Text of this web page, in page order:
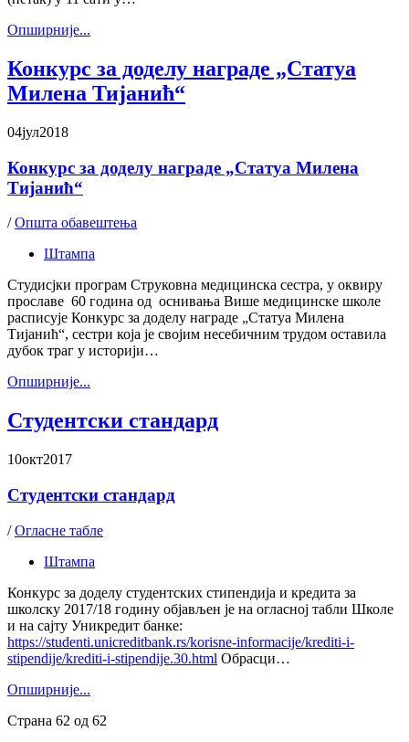
Oпширније...
Конкурс за доделу награде „Статуа
Милена Тијанић“
04јул2018
Конкурс за доделу награде „Статуа Милена
Тијанић“
/Општа обавештења
Штампа
Студисјки програм Струковна медицинска сестра, у оквиру
прославе 60 година од оснивања Више медицинске школе
расписује Конкурс за доделу награде „Статуа Милена
Тијанић“, сестри која је својим несебичним трудом оставила
дубок траг у историји…
Oпширније...
Студентски стандард
10окт2017
Студентски стандард
/Огласне табле
Штампа
Конкурс за доделу студентских стипендија и кредита за
школску 2017/18 годину објављен је на огласној табли Школе
и на сајту Уникредит банке:
https://studenti.unicreditbank.rs/korisne-informacije/krediti-i-
stipendije/krediti-i-stipendije.30.html Обрасци…
Oпширније...
Страна 62 од 62